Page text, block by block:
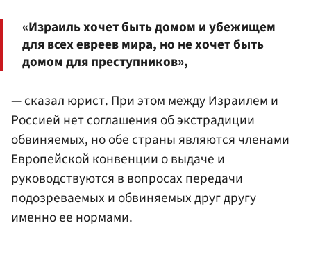
«Израиль хочет быть домом и убежищем
для всех евреев мира, но не хочет быть
домом для преступников»,
— сказал юрист. При этом между Израилем и
Россией нет соглашения об экстрадиции
обвиняемых, но обе страны являются членами
Европейской конвенции о выдаче и
руководствуются в вопросах передачи
подозреваемых и обвиняемых друг другу
именно ее нормами.